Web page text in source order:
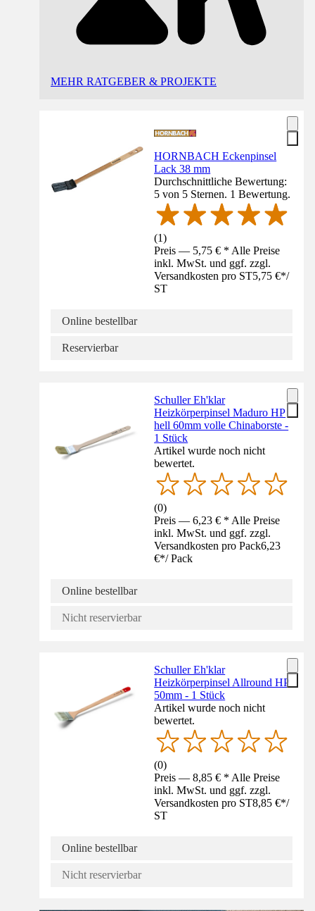
MEHR RATGEBER & PROJEKTE
HORNBACH Eckenpinsel
Lack 38 mm
Durchschnittliche Bewertung:
5 von 5 Sternen. 1 Bewertung.
(1)
Preis — 5,75 € * Alle Preise
inkl. MwSt. und ggf. zzgl.
Versandkosten pro ST5,75 €*/
ST
Online bestellbar
Reservierbar
Schuller Eh'klar
Heizkörperpinsel Maduro HP
hell 60mm volle Chinaborste -
1 Stück
Artikel wurde noch nicht
bewertet.
(0)
Preis — 6,23 € * Alle Preise
inkl. MwSt. und ggf. zzgl.
Versandkosten pro Pack6,23
€*/ Pack
Online bestellbar
Nicht reservierbar
Schuller Eh'klar
Heizkörperpinsel Allround HP
50mm - 1 Stück
Artikel wurde noch nicht
bewertet.
(0)
Preis — 8,85 € * Alle Preise
inkl. MwSt. und ggf. zzgl.
Versandkosten pro ST8,85 €*/
ST
Online bestellbar
Nicht reservierbar